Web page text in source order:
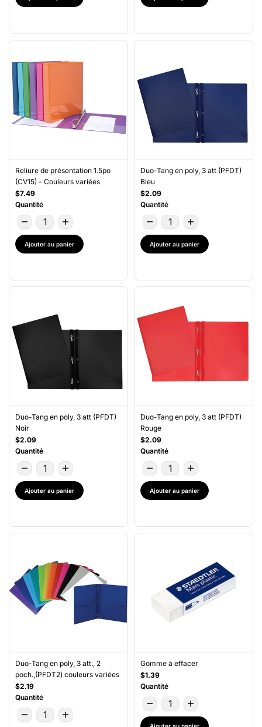
Reliure de présentation 1.5po
(CV15) - Couleurs variées
$7.49
Quantité
Ajouter au panier
Duo-Tang en poly, 3 att (PFDT)
Bleu
$2.09
Quantité
Ajouter au panier
Duo-Tang en poly, 3 att (PFDT)
Noir
$2.09
Quantité
Ajouter au panier
Duo-Tang en poly, 3 att (PFDT)
Rouge
$2.09
Quantité
Ajouter au panier
Duo-Tang en poly, 3 att., 2
poch.,(PFDT2) couleurs variées
$2.19
Quantité
Gomme à effacer
$1.39
Quantité
Ajouter au panier